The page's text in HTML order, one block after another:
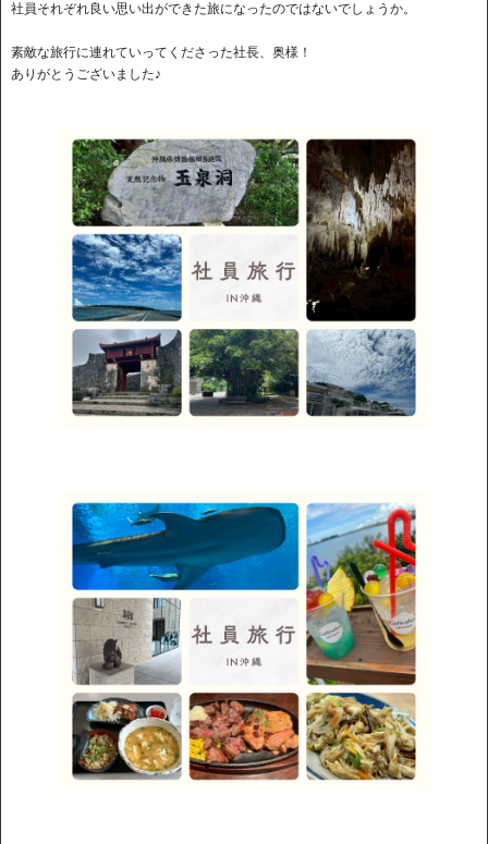
社員それぞれ良い思い出ができた旅になったのではないでしょうか。
素敵な旅行に連れていってくださった社長、奥様！
ありがとうございました♪